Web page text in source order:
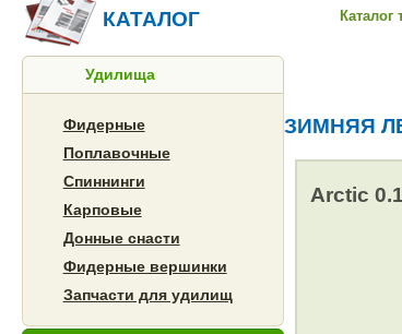
КАТАЛОГ
Удилища
Фидерные
Поплавочные
Спиннинги
Карповые
Донные снасти
Фидерные вершинки
Запчасти для удилищ
Каталог
ЗИМНЯЯ
Arctic